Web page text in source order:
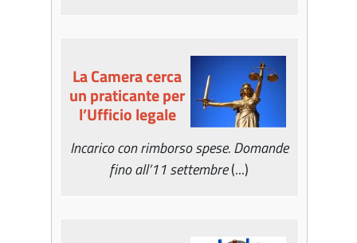
La Camera cerca
un praticante per
l’Ufficio legale
Incarico con rimborso spese. Domande
fino all’11 settembre(...)